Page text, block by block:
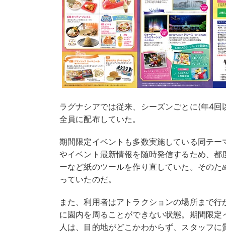
ラグナシアでは従来、シーズンごとに(年4
全員に配布していた。
期間限定イベントも多数実施している同テ
やイベント最新情報を随時発信するため、
ーなど紙のツールを作り直していた。その
っていたのだ。
また、利用者はアトラクションの場所まで
に園内を周ることができない状態。期間限
人は、目的地がどこかわからず、スタッフに